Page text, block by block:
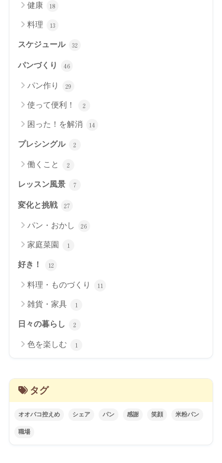
健康 18
料理 13
スケジュール 32
パンづくり 46
パン作り 29
使って便利！ 2
困った！を解消 14
プレシングル 2
働くこと 2
レッスン風景 7
変化と挑戦 27
パン・おかし 26
家庭菜園 1
好き！ 12
料理・ものづくり 11
雑貨・家具 1
日々の暮らし 2
色を楽しむ 1
タグ
オオバコ控えめ シェア パン 感謝 笑顔 米粉パン
職場